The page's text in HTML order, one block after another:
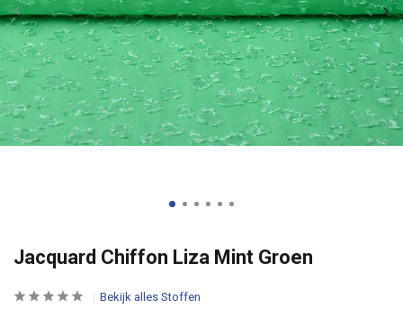
Jacquard Chiffon Liza Mint Groen
Bekijk alles Stoffen